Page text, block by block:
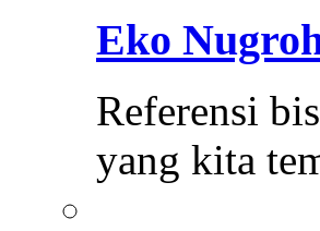
Eko
Referensi
yang kita